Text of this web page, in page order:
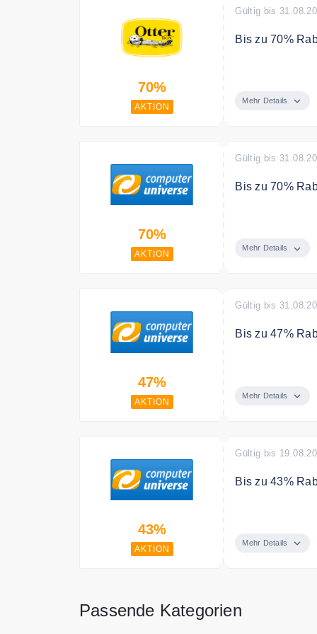
70%
AKTION
Gültig bis
Bis zu 70%
Mehr Details
70%
AKTION
Gültig bis
Bis zu 70%
aus dem
Vorführ- und
Mehr Details
47%
AKTION
Gültig bis
Bis zu 47%
und HP.
Geräte – die
Mehr Details
43%
AKTION
Gültig bis
Bis zu 43%
schon bald
Vom neuen
nur solange
Mehr Details
Passende Kategorien